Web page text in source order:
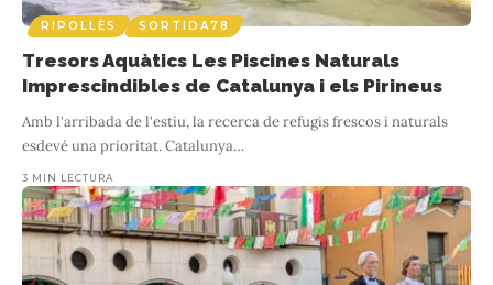
RIPOLLÈS SORTIDA78
Tresors Aquàtics Les Piscines Naturals
Imprescindibles de Catalunya i els Pirineus
Amb l'arribada de l'estiu, la recerca de refugis frescos i naturals
esdevé una prioritat. Catalunya…
3 MIN LECTURA